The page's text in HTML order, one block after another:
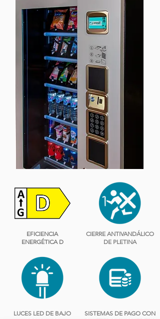
EFICIENCIA
ENERGÉTICA D
CIERRE ANTIVANDÁLICO
DE PLETINA
LUCES LED DE BAJO
SISTEMAS DE PAGO CON